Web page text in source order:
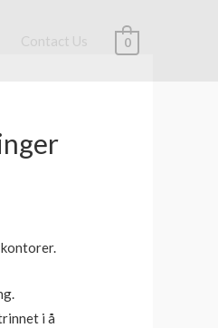
Contact Us 0
i å